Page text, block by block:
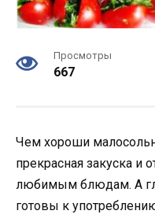
Просмотры
667
Чем хороши
прекрасная закуска и
любимым блюдам. А
готовы к